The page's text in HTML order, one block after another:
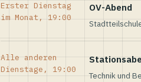
Erster Dienstag
im Monat, 19:00
OV-Abend
Alle anderen
Dienstage, 19:00
Technik und